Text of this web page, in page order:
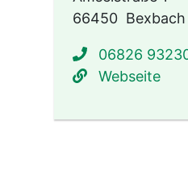
66450 Bexbach
06826
Webseite